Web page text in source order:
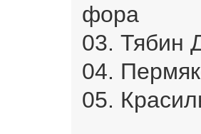
фора
03. Тябин
04.
05.